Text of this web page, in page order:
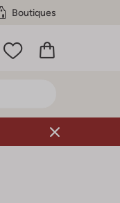
Boutiques